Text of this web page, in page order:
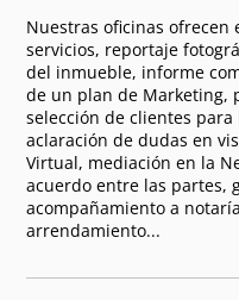
Nuestras oficinas ofrecen
servicios, reportaje
del inmueble, informe
de un plan de Marketing,
selección de clientes
aclaración de dudas en
Virtual, mediación en la
acuerdo entre las partes,
acompañamiento a
arrendamiento...